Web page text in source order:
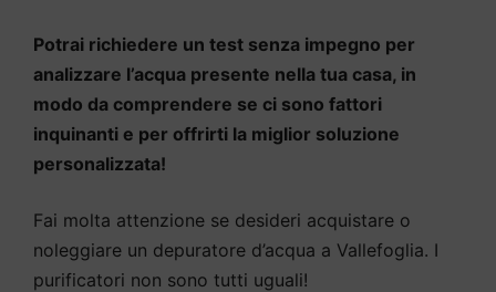
Potrai richiedere un test senza impegno per
analizzare l’acqua presente nella tua casa, in
modo da comprendere se ci sono fattori
inquinanti e per offrirti la miglior soluzione
personalizzata!
Fai molta attenzione se desideri acquistare o
noleggiare un depuratore d’acqua a Vallefoglia. I
purificatori non sono tutti uguali!